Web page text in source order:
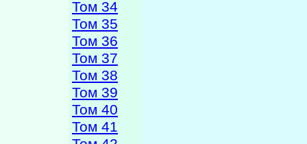
Том 34
Том 35
Том 36
Том 37
Том 38
Том 39
Том 40
Том 41